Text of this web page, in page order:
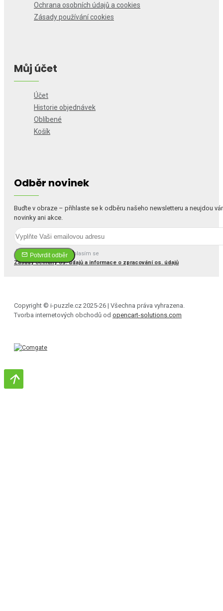
Ochrana osobních údajů a cookies
Zásady používání cookies
Můj účet
Účet
Historie objednávek
Oblíbené
Košík
Odběr novinek
Buďte v obraze – přihlaste se k odběru našeho newsletteru a neujdou
novinky ani akce.
Potvrdit odběr
Četl(a) jsem a souhlasím se
Zásady ochrany os. údajů a informace o zpracování os. údajů
Copyright © i-puzzle.cz 2025-26 | Všechna práva vyhrazena.
Tvorba internetových obchodů od opencart-solutions.com